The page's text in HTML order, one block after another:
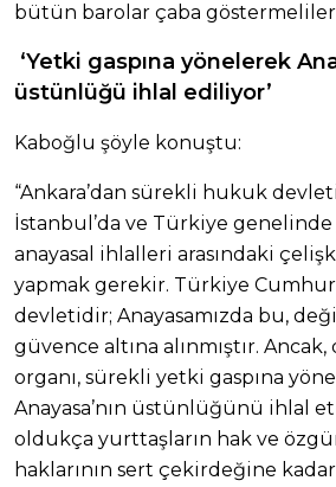
bütün barolar çaba
‘Yetki gaspına yönelerek
üstünlüğü ihlal ediliyor’
Kaboğlu şöyle konuştu:
“Ankara’dan sürekli hukuk
İstanbul’da ve Türkiye genelinde
anayasal ihlalleri arasındaki
yapmak gerekir. Türkiye
devletidir; Anayasamızda bu,
güvence altına alınmıştır.
organı, sürekli yetki gaspına
Anayasa’nın üstünlüğünü ihlal
oldukça yurttaşların hak ve
haklarının sert çekirdeğine